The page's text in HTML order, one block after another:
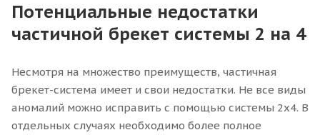
Потенциальные недостатки
частичной брекет системы 2 на 4
Несмотря на множество преимуществ, частичная
брекет-система имеет и свои недостатки. Не все виды
аномалий можно исправить с помощью системы 2x4. В
отдельных случаях необходимо более полное